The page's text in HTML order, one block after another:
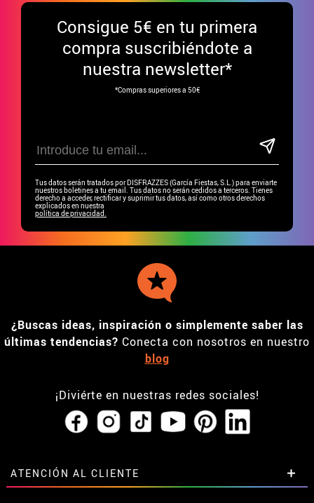
Consigue 5€ en tu primera
compra suscribiéndote a
nuestra newsletter*
*Compras superiores a 50€
Tus datos serán tratados por DISFRAZZES (García Fiestas, S.L.) para enviarte
nuestros boletines a tu email. Tus datos no serán cedidos a terceros. Tienes
derecho a acceder, rectificar y suprimir tus datos, así como otros derechos
explicados en nuestra
política de privacidad.
¿Buscas ideas, inspiración o simplemente saber las
últimas tendencias? Conecta con nosotros en nuestro
blog
¡Diviérte en nuestras redes sociales!
ATENCIÓN AL CLIENTE